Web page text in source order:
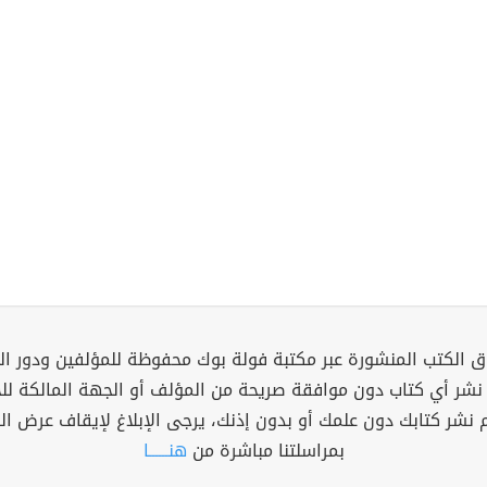
الكتب المنشورة عبر مكتبة فولة بوك محفوظة للمؤلفين ودور
نشر أي كتاب دون موافقة صريحة من المؤلف أو الجهة المالكة
نشر كتابك دون علمك أو بدون إذنك، يرجى الإبلاغ لإيقاف عرض
بمراسلتنا مباشرة من هنــــــا